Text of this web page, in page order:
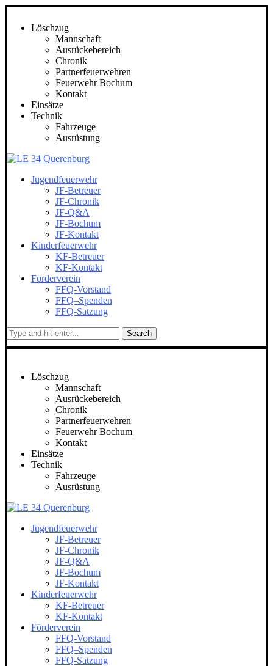
Löschzug
Mannschaft
Ausrückebereich
Chronik
Partnerfeuerwehren
Feuerwehr Bochum
Kontakt
Einsätze
Technik
Fahrzeuge
Ausrüstung
Jugendfeuerwehr
JF-Betreuer
JF-Chronik
JF-Q&A
JF-Bochum
JF-Kontakt
Kinderfeuerwehr
KF-Betreuer
KF-Kontakt
Förderverein
FFQ-Vorstand
FFQ–Spenden
FFQ-Satzung
Search
Löschzug
Mannschaft
Ausrückebereich
Chronik
Partnerfeuerwehren
Feuerwehr Bochum
Kontakt
Einsätze
Technik
Fahrzeuge
Ausrüstung
Jugendfeuerwehr
JF-Betreuer
JF-Chronik
JF-Q&A
JF-Bochum
JF-Kontakt
Kinderfeuerwehr
KF-Betreuer
KF-Kontakt
Förderverein
FFQ-Vorstand
FFQ–Spenden
FFQ-Satzung